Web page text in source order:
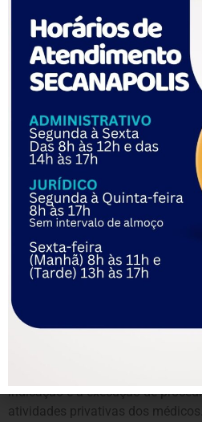
médicos, como o réu, configura
colocando em risco a saúde dos
complicações graves, como
alérgicas e até mesmo óbito”.
Além disso, criticou a
profissional nas redes sociais,
consumidores a erro, fazendo-os
atendidos por profissionais
realizar os procedimentos”
, o
informação e à segurança do
O magistrado também citou
e do STF que reforçam que os
têm competência para ampliar,
escopo de atuação das
pena de invadir a competência
legislar sobre o exercício das
indicação e a execução de
atividades privativas dos